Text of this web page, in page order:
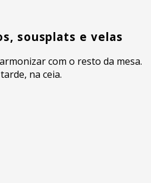
sousplats e velas
com o resto da mesa.
na ceia.